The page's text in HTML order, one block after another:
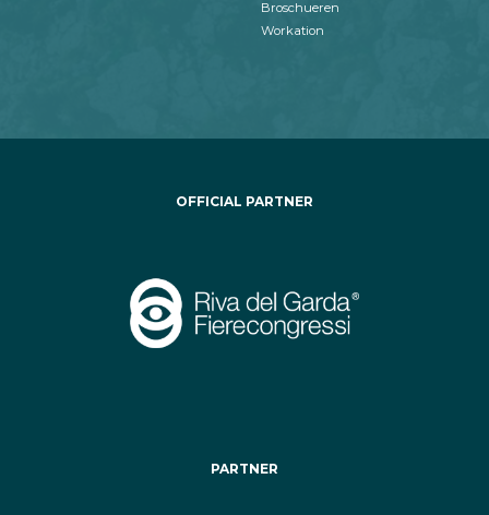
Broschueren
Workation
OFFICIAL PARTNER
PARTNER